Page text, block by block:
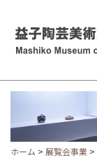
ホーム > 展覧会事業 >